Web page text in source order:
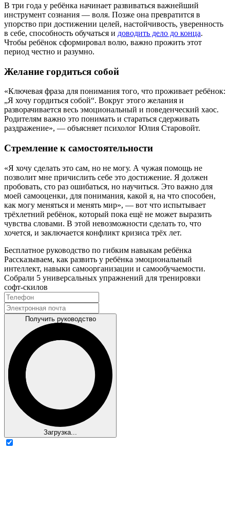
В три года у ребёнка начинает развиваться важнейший
инструмент сознания — воля. Позже она превратится в
упорство при достижении целей, настойчивость, уверенность
в себе, способность обучаться и доводить дело до конца.
Чтобы ребёнок сформировал волю, важно прожить этот
период честно и разумно.
Желание гордиться собой
«Ключевая фраза для понимания того, что проживает ребёнок:
„Я хочу гордиться собой“. Вокруг этого желания и
разворачивается весь эмоциональный и поведенческий хаос.
Родителям важно это понимать и стараться сдерживать
раздражение», — объясняет психолог Юлия Старовойт.
Стремление к самостоятельности
«Я хочу сделать это сам, но не могу. А чужая помощь не
позволит мне причислить себе это достижение. Я должен
пробовать, сто раз ошибаться, но научиться. Это важно для
моей самооценки, для понимания, какой я, на что способен,
как могу меняться и менять мир», — вот что испытывает
трёхлетний ребёнок, который пока ещё не может выразить
чувства словами. В этой невозможности сделать то, что
хочется, и заключается конфликт кризиса трёх лет.
Бесплатное руководство по гибким навыкам ребёнка
Рассказываем, как развить у ребёнка эмоциональный
интеллект, навыки самоорганизации и самообучаемости.
Собрали 5 универсальных упражнений для тренировки
софт‑скилов
Получить руководство
Загрузка...